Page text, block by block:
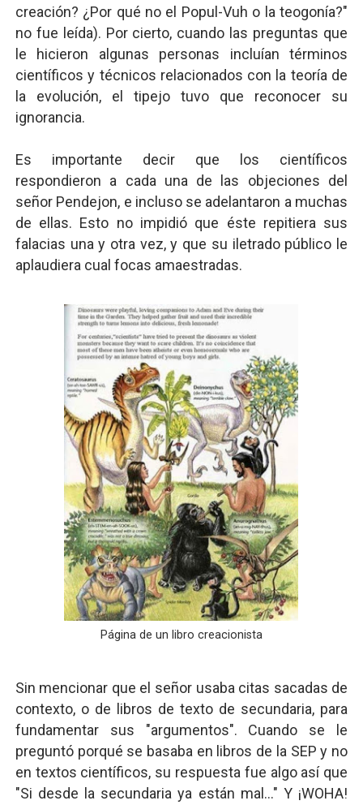
creación? ¿Por qué no el Popul-Vuh o la teogonía?"
no fue leída). Por cierto, cuando las preguntas que
le hicieron algunas personas incluían términos
científicos y técnicos relacionados con la teoría de
la evolución, el tipejo tuvo que reconocer su
ignorancia.
Es importante decir que los científicos
respondieron a cada una de las objeciones del
señor Pendejon, e incluso se adelantaron a muchas
de ellas. Esto no impidió que éste repitiera sus
falacias una y otra vez, y que su iletrado público le
aplaudiera cual focas amaestradas.
Página de un libro creacionista
Sin mencionar que el señor usaba citas sacadas de
contexto, o de libros de texto de secundaria, para
fundamentar sus "argumentos". Cuando se le
preguntó porqué se basaba en libros de la SEP y no
en textos científicos, su respuesta fue algo así que
"Si desde la secundaria ya están mal..." Y ¡WOHA!